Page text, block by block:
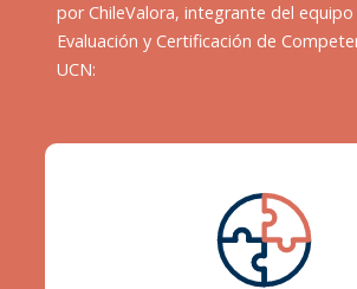
por ChileValora, integrante del
Evaluación y Certificación de
UCN: